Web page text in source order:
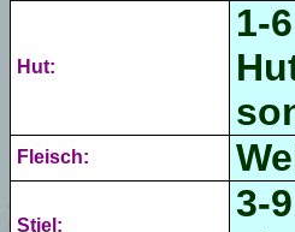
Hut:
1-
Fleisch:
Stiel:
3-